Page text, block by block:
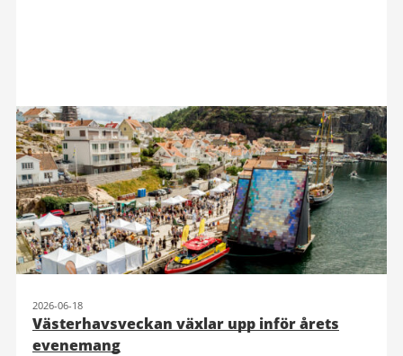
2026-06-18
Västerhavsveckan växlar upp inför årets
evenemang